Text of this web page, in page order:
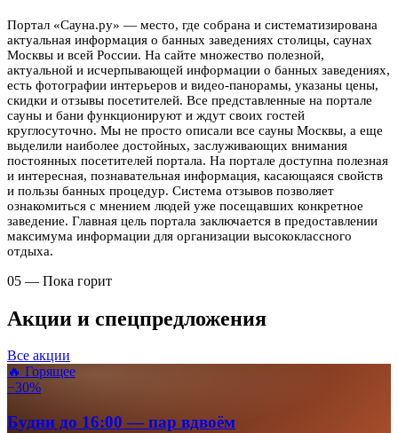
Портал «Сауна.ру» — место, где собрана и систематизирована
актуальная информация о банных заведениях столицы, саунах
Москвы и всей России. На сайте множество полезной,
актуальной и исчерпывающей информации о банных заведениях,
есть фотографии интерьеров и видео-панорамы, указаны цены,
скидки и отзывы посетителей. Все представленные на портале
сауны и бани функционируют и ждут своих гостей
круглосуточно. Мы не просто описали все сауны Москвы, а еще
выделили наиболее достойных, заслуживающих внимания
постоянных посетителей портала. На портале доступна полезная
и интересная, познавательная информация, касающаяся свойств
и пользы банных процедур. Система отзывов позволяет
ознакомиться с мнением людей уже посещавших конкретное
заведение. Главная цель портала заключается в предоставлении
максимума информации для организации высококлассного
отдыха.
05 — Пока горит
Акции и спецпредложения
Все акции
🔥 Горящее
−30%
Будни до 16:00 — пар вдвоём